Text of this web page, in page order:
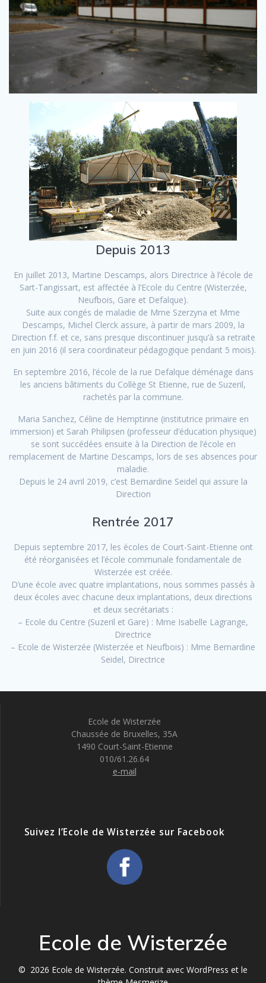
Depuis 2013
En juillet 2013, Martine Descamps, alors Directrice à l’école de
Sart-Tangissart, est affectée à l’Ecole du Centre (Wisterzée,
Neufbois, Gare et Defalque).
Suite aux congés de maladie de Mme Szerzyna et Mme
Descamps, Michel Clerck assure, à partir de mars 2009, la
Direction f.f. et ce, sans presque discontinuer jusqu’à sa retraite
en juin 2016 (il sera coordinateur pédagogique pendant 5 mois).
En septembre 2016, l’école de la rue Defalque déménage dans
les anciens bâtiments du Collège St Etienne, rue de Suzeril,
rachetés par la commune.
Maria Sanchez, Céline de Hemptinne (institutrice primaire en
immersion) et Sarah Philipsen (professeur d’éducation physique)
se sont succédées ensuite à la Direction de l’école en
remplacement de Martine Descamps, lors de ses absences pour
maladie.
Depuis le 24 avril 2019, c’est Bernardine Seidel qui assure la
Direction
Rentrée 2017
Depuis septembre 2017, les écoles de Court-Saint-Etienne ont
été réorganisées et l’école communale fondamentale de
Wisterzée est créée.
D’une école avec quatre implantations, nous sommes passés à
deux écoles avec chacune deux implantations, deux directions
et deux secrétariats :
– Ecole du Centre (Suzeril et Gare) : Mme Isabelle Lagrange,
Directrice
– Ecole de Wisterzée (Wisterzée et Neufbois) : Mme Bernardine
Seidel, Directrice
Ecole de Wisterzée
Chaussée de Bruxelles, 35A
1490 Court-Saint-Etienne
010/61.26.64
e-mail
Suivez l’Ecole de Wisterzée sur Facebook
Ecole de Wisterzée
© 2026 Ecole de Wisterzée. Construit avec WordPress et le